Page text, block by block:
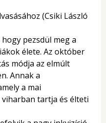
(Csiki László
pezsdül meg a
élete. Az október
módja az elmúlt
Annak a
a mai
tartja és élteti